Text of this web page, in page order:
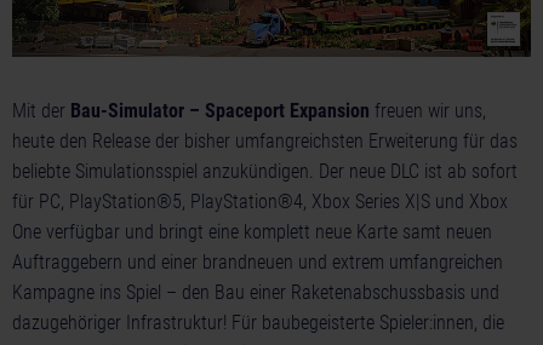
Mit der Bau-Simulator – Spaceport Expansion freuen wir uns,
heute den Release der bisher umfangreichsten Erweiterung für das
beliebte Simulationsspiel anzukündigen. Der neue DLC ist ab sofort
für PC, PlayStation®5, PlayStation®4, Xbox Series X|S und Xbox
One verfügbar und bringt eine komplett neue Karte samt neuen
Auftraggebern und einer brandneuen und extrem umfangreichen
Kampagne ins Spiel – den Bau einer Raketenabschussbasis und
dazugehöriger Infrastruktur! Für baubegeisterte Spieler:innen, die